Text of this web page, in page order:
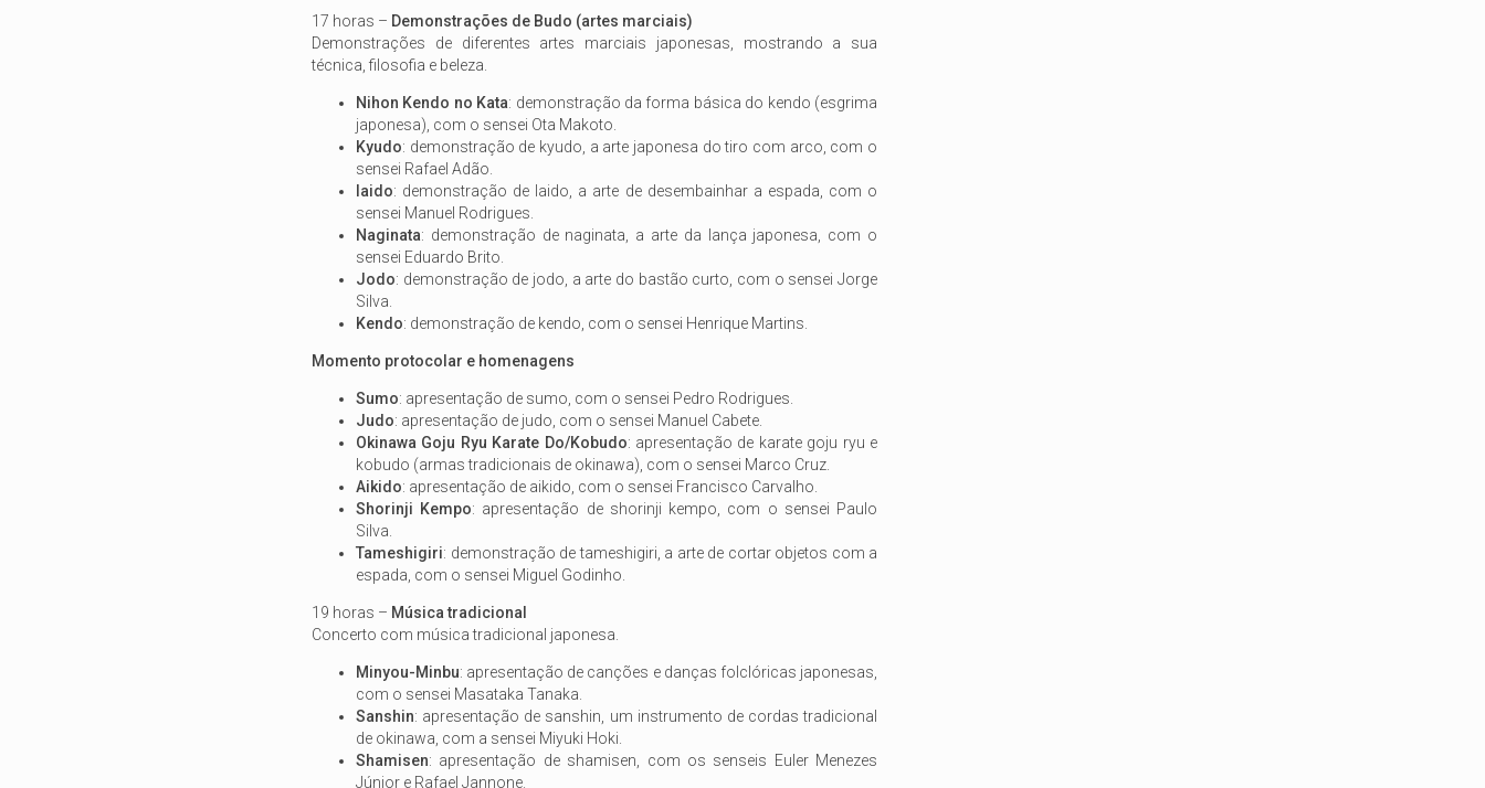
17 horas – Demonstrações de Budo (artes marciais)
Demonstrações de diferentes artes marciais japonesas, mostrando a sua
técnica, filosofia e beleza.
Nihon Kendo no Kata: demonstração da forma básica do kendo (esgrima
japonesa), com o sensei Ota Makoto.
Kyudo: demonstração de kyudo, a arte japonesa do tiro com arco, com o
sensei Rafael Adão.
Iaido: demonstração de Iaido, a arte de desembainhar a espada, com o
sensei Manuel Rodrigues.
Naginata: demonstração de naginata, a arte da lança japonesa, com o
sensei Eduardo Brito.
Jodo: demonstração de jodo, a arte do bastão curto, com o sensei Jorge
Silva.
Kendo: demonstração de kendo, com o sensei Henrique Martins.
Momento protocolar e homenagens
Sumo: apresentação de sumo, com o sensei Pedro Rodrigues.
Judo: apresentação de judo, com o sensei Manuel Cabete.
Okinawa Goju Ryu Karate Do/Kobudo: apresentação de karate goju ryu e
kobudo (armas tradicionais de okinawa), com o sensei Marco Cruz.
Aikido: apresentação de aikido, com o sensei Francisco Carvalho.
Shorinji Kempo: apresentação de shorinji kempo, com o sensei Paulo
Silva.
Tameshigiri: demonstração de tameshigiri, a arte de cortar objetos com a
espada, com o sensei Miguel Godinho.
19 horas – Música tradicional
Concerto com música tradicional japonesa.
Minyou-Minbu: apresentação de canções e danças folclóricas japonesas,
com o sensei Masataka Tanaka.
Sanshin: apresentação de sanshin, um instrumento de cordas tradicional
de okinawa, com a sensei Miyuki Hoki.
Shamisen: apresentação de shamisen, com os senseis Euler Menezes
Júnior e Rafael Jannone.